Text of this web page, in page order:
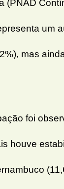
(PNAD
um
mas
foi
houve